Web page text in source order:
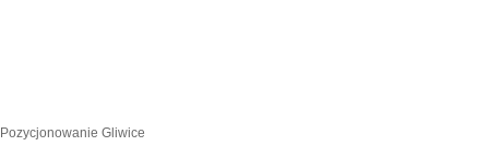
Pozycjonowanie Gliwice